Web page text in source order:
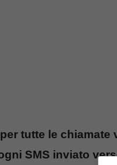
tutte le
SMS inviato